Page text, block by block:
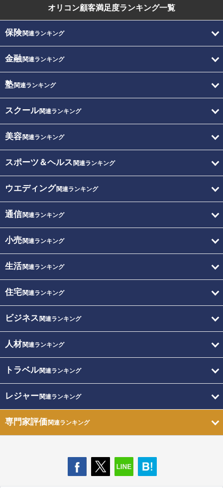
オリコン顧客満足度ランキング一覧
保険関連ランキング
金融関連ランキング
塾関連ランキング
スクール関連ランキング
美容関連ランキング
スポーツ＆ヘルス 関連ランキング
ウエディング関連ランキング
通信関連ランキング
小売関連ランキング
生活関連ランキング
住宅関連ランキング
ビジネス 関連ランキング
人材関連ランキング
トラベル関連ランキング
レジャー関連ランキング
専門家評価関連ランキング